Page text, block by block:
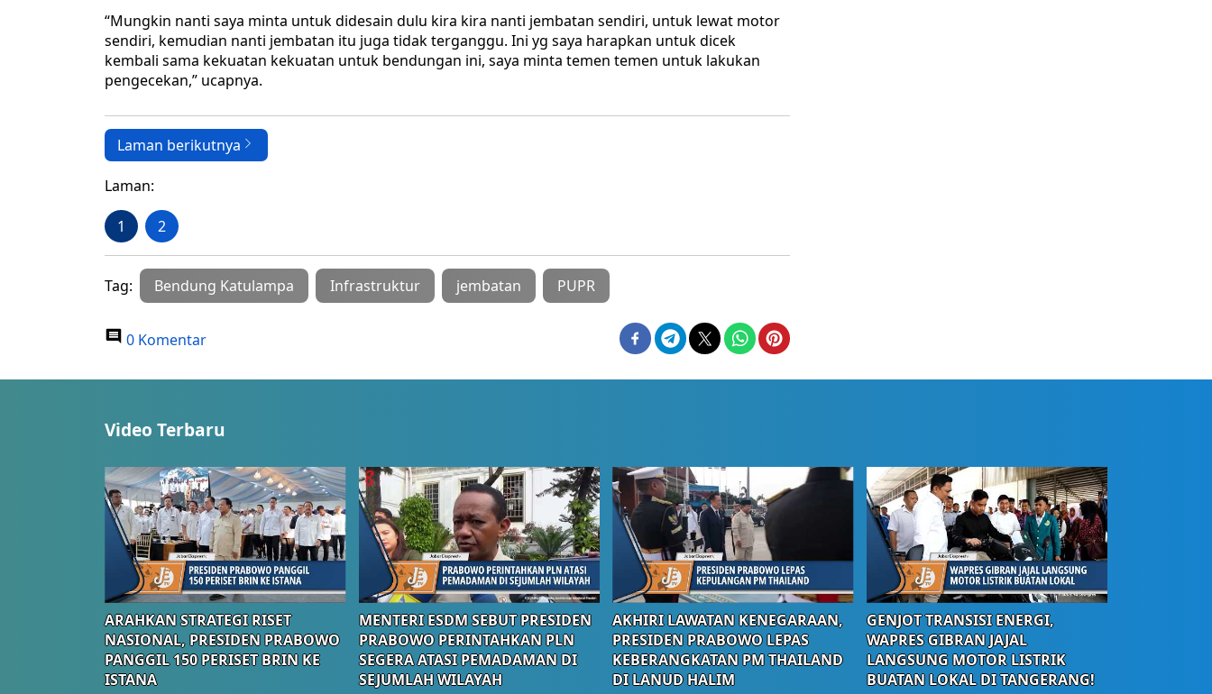
“Mungkin nanti saya minta untuk didesain dulu kira kira nanti jembatan sendiri, untuk lewat motor
sendiri, kemudian nanti jembatan itu juga tidak terganggu. Ini yg saya harapkan untuk dicek
kembali sama kekuatan kekuatan untuk bendungan ini, saya minta temen temen untuk lakukan
pengecekan,” ucapnya.
Laman berikutnya
Laman:
1 2
Tag: Bendung Katulampa Infrastruktur jembatan PUPR
0 Komentar
Video Terbaru
ARAHKAN STRATEGI RISET
NASIONAL, PRESIDEN PRABOWO
PANGGIL 150 PERISET BRIN KE
ISTANA
MENTERI ESDM SEBUT PRESIDEN
PRABOWO PERINTAHKAN PLN
SEGERA ATASI PEMADAMAN DI
SEJUMLAH WILAYAH
AKHIRI LAWATAN KENEGARAAN,
PRESIDEN PRABOWO LEPAS
KEBERANGKATAN PM THAILAND
DI LANUD HALIM
GENJOT TRANSISI ENERGI,
WAPRES GIBRAN JAJAL
LANGSUNG MOTOR LISTRIK
BUATAN LOKAL DI TANGERANG!